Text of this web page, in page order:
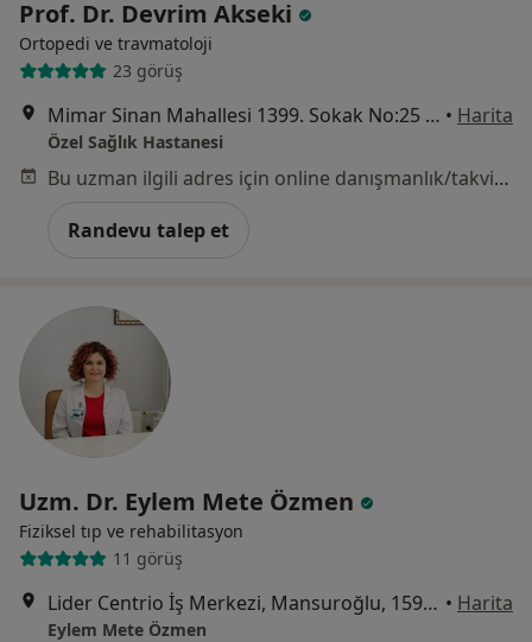
Prof. Dr. Devrim Akseki
Ortopedi ve travmatoloji
23 görüş
Mimar Sinan Mahallesi 1399. Sokak No:25 Alsancak, Konak • Harita
Özel Sağlık Hastanesi
Bu uzman ilgili adres için online danışmanlık/takvim sunmuyor.
Randevu talep et
Uzm. Dr. Eylem Mete Özmen
Fiziksel tıp ve rehabilitasyon
11 görüş
Lider Centrio İş Merkezi, Mansuroğlu, 1593/1. Sk. No:4 A Blok, Bayraklı • Harita
Eylem Mete Özmen